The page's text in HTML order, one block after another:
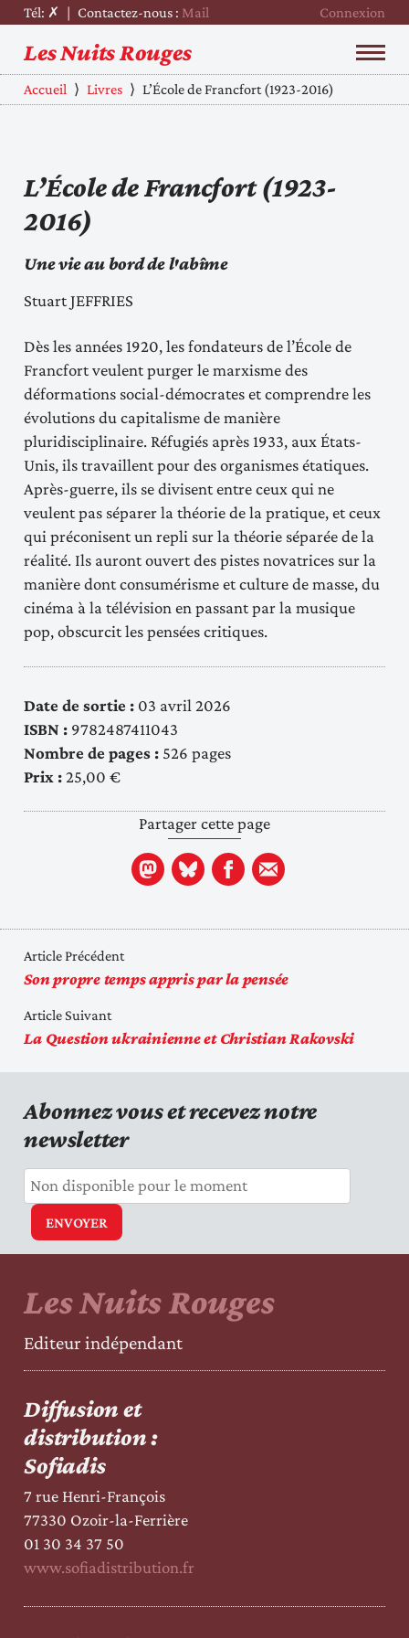
Tél: ✗ |Contactez-nous : Mail Connexion
Les Nuits Rouges
Accueil ⟩Livres ⟩L’École de Francfort (1923-2016)
L’École de Francfort (1923-
2016)
Une vie au bord de l'abîme
Stuart JEFFRIES
Dès les années 1920, les fondateurs de l’École de
Francfort veulent purger le marxisme des
déformations social-démocrates et comprendre les
évolutions du capitalisme de manière
pluridisciplinaire. Réfugiés après 1933, aux États-
Unis, ils travaillent pour des organismes étatiques.
Après-guerre, ils se divisent entre ceux qui ne
veulent pas séparer la théorie de la pratique, et ceux
qui préconisent un repli sur la théorie séparée de la
réalité. Ils auront ouvert des pistes novatrices sur la
manière dont consumérisme et culture de masse, du
cinéma à la télévision en passant par la musique
pop, obscurcit les pensées critiques.
Date de sortie : 03 avril 2026
ISBN : 9782487411043
Nombre de pages : 526 pages
Prix :25,00 €
Partager cette page
Article Précédent
Son propre temps appris par la pensée
Article Suivant
La Question ukrainienne et Christian Rakovski
Abonnez vous et recevez notre
newsletter
Les Nuits Rouges
Editeur indépendant
Diffusion et
distribution :
Sofiadis
7 rue Henri-François
77330 Ozoir-la-Ferrière
01 30 34 37 50
www.sofiadistribution.fr